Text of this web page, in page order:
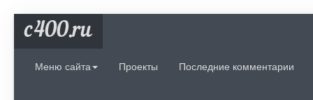
c400.ru
Меню сайта Проекты Последние комментарии